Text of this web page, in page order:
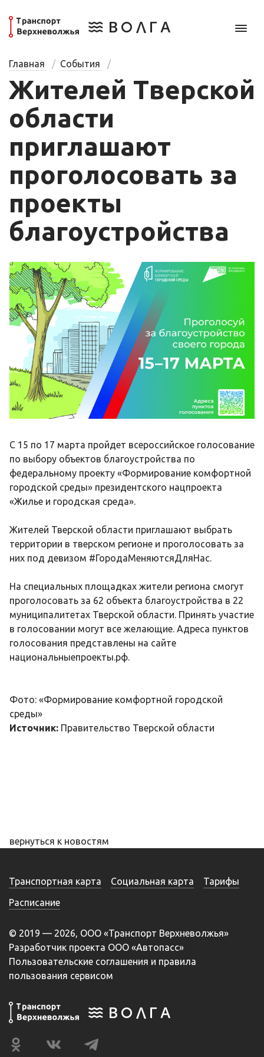
Главная События
Жителей Тверской
области
приглашают
проголосовать за
проекты
благоустройства
С 15 по 17 марта пройдет всероссийское голосование
по выбору объектов благоустройства по
федеральному проекту «Формирование комфортной
городской среды» президентского нацпроекта
«Жилье и городская среда».
Жителей Тверской области приглашают выбрать
территории в тверском регионе и проголосовать за
них под девизом #ГородаМеняютсяДляНас.
На специальных площадках жители региона смогут
проголосовать за 62 объекта благоустройства в 22
муниципалитетах Тверской области. Принять участие
в голосовании могут все желающие. Адреса пунктов
голосования представлены на сайте
национальныепроекты.рф.
Фото: «Формирование комфортной городской
среды»
Источник: Правительство Тверской области
вернуться к новостям
Транспортная карта Социальная карта
Тарифы
Расписание
© 2019 — 2026, ООО «Транспорт Верхневолжья»
Разработчик проекта ООО «Автопасс»
Пользовательские соглашения и правила
пользования сервисом